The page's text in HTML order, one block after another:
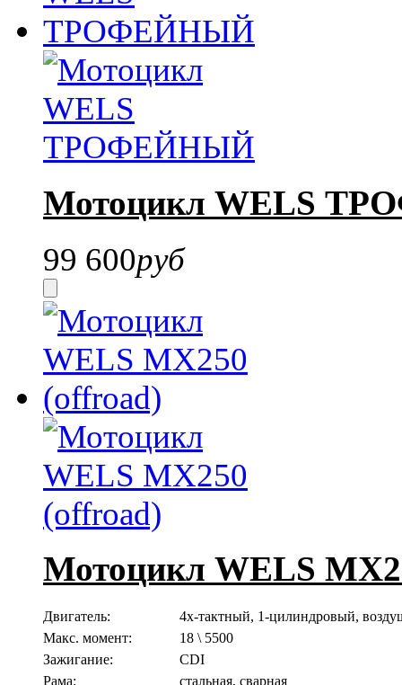
Мотоцикл WELS
99 600руб
Мотоцикл WELS
Двигатель:
4х-тактный, 1-цилиндровый,
Макс. момент:
18 \ 5500
Зажигание:
CDI
Рама:
стальная, сварная